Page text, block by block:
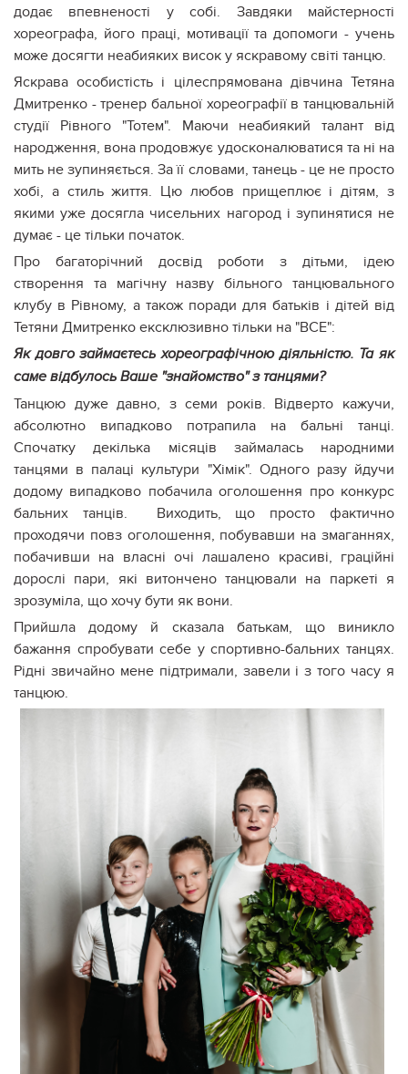
додає впевненості у собі. Завдяки майстерності
хореографа, його праці, мотивації та допомоги - учень
може досягти неабияких висок у яскравому світі танцю.
Яскрава особистість і цілеспрямована дівчина Тетяна
Дмитренко - тренер бальної хореографії в танцювальній
студії Рівного "Тотем". Маючи неабиякий талант від
народження, вона продовжує удосконалюватися та ні на
мить не зупиняється. За її словами, танець - це не просто
хобі, а стиль життя. Цю любов прищеплює і дітям, з
якими уже досягла чисельних нагород і зупинятися не
думає - це тільки початок.
Про багаторічний досвід роботи з дітьми, ідею
створення та магічну назву більного танцювального
клубу в Рівному, а також поради для батьків і дітей від
Тетяни Дмитренко ексклюзивно тільки на "ВСЕ":
Як довго займаєтесь хореографічною діяльністю. Та як
саме відбулось Ваше "знайомство" з танцями?
Танцюю дуже давно, з семи років. Відверто кажучи,
абсолютно випадково потрапила на бальні танці.
Спочатку декілька місяців займалась народними
танцями в палаці культури "Хімік". Одного разу йдучи
додому випадково побачила оголошення про конкурс
бальних танців. Виходить, що просто фактично
проходячи повз оголошення, побувавши на змаганнях,
побачивши на власні очі лашалено красиві, граційні
дорослі пари, які витончено танцювали на паркеті я
зрозуміла, що хочу бути як вони.
Прийшла додому й сказала батькам, що виникло
бажання спробувати себе у спортивно-бальних танцях.
Рідні звичайно мене підтримали, завели і з того часу я
танцюю.